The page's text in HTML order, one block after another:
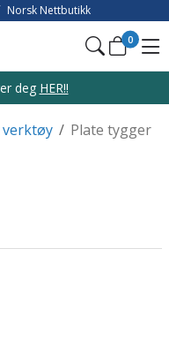
Norsk Nettbutikk
0
deg HER!!
/
verktøy Plate tygger